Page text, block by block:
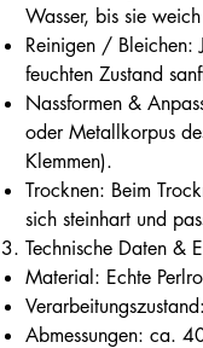
Wasser, bis sie
Reinigen / Bleichen:
feuchten Zustand
Nassformen &
oder Metallkorpus
Klemmen).
Trocknen: Beim
sich steinhart und
3. Technische Daten &
Material: Echte
Abmessungen: ca.